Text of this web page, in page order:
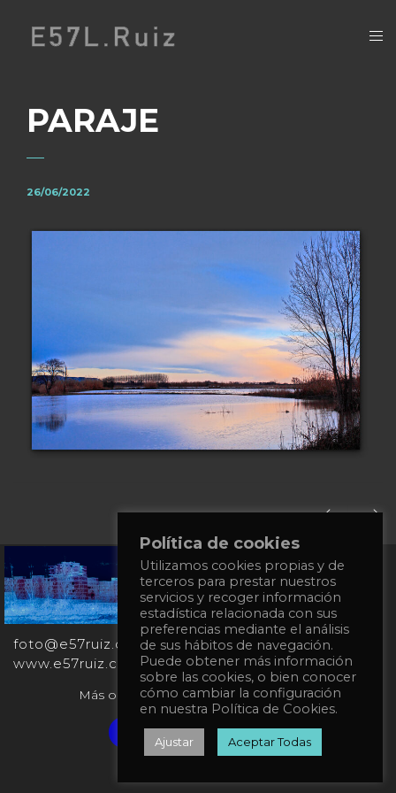
PARAJE
26/06/2022
+34
651
862
863
foto@e57ruiz.com
www.e57ruiz.com
Más obras en la galería virtual Singulart:
Verified artist on Singulart
Política de cookies
Utilizamos cookies propias y de
terceros para prestar nuestros
servicios y recoger información
estadística relacionada con sus
preferencias mediante el análisis
de sus hábitos de navegación.
Puede obtener más información
sobre las cookies, o bien conocer
cómo cambiar la configuración
en nuestra Política de Cookies.
Ajustar Aceptar Todas